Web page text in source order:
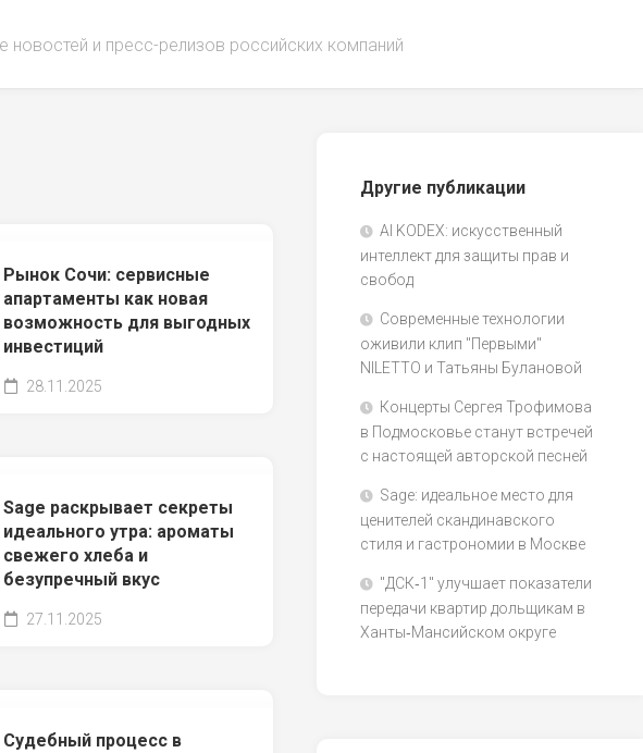
новостей и пресс-релизов российских компаний
Рынок Сочи: сервисные
апартаменты как новая
возможность для выгодных
инвестиций
28.11.2025
Sage раскрывает секреты
идеального утра: ароматы
свежего хлеба и
безупречный вкус
27.11.2025
Судебный процесс в
Другие публикации
AI KODEX: искусственный
интеллект для защиты прав и
свобод
Современные технологии
оживили клип "Первыми"
NILETTO и Татьяны Булановой
Концерты Сергея Трофимова
в Подмосковье станут встречей
с настоящей авторской песней
Sage: идеальное место для
ценителей скандинавского
стиля и гастрономии в Москве
"ДСК‑1" улучшает показатели
передачи квартир дольщикам в
Ханты‑Мансийском округе